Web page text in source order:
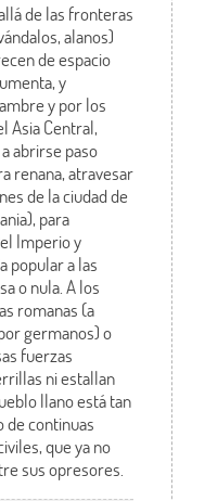
de las fronteras
alanos)
de espacio
y
y por los
Asia Central,
abrirse paso
renana, atravesar
de la ciudad de
para
Imperio y
popular a las
o nula. A los
romanas (a
germanos) o
fuerzas
ni estallan
llano está tan
continuas
que ya no
sus opresores.